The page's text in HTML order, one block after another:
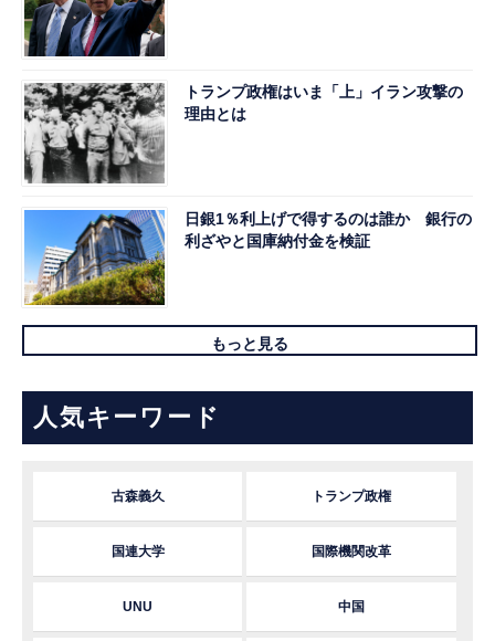
トランプ政権はいま「上」イラン攻撃の
理由とは
日銀1％利上げで得するのは誰か 銀行の
利ざやと国庫納付金を検証
もっと見る
人気キーワード
古森義久 トランプ政権
国連大学 国際機関改革
UNU 中国